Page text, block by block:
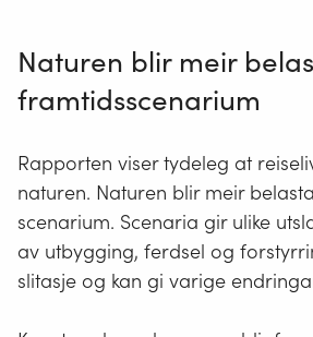
Naturen blir meir
framtidsscenarium
Rapporten viser tydeleg at
naturen. Naturen blir meir
scenarium. Scenaria gir ulike
av utbygging, ferdsel og
slitasje og kan gi varige